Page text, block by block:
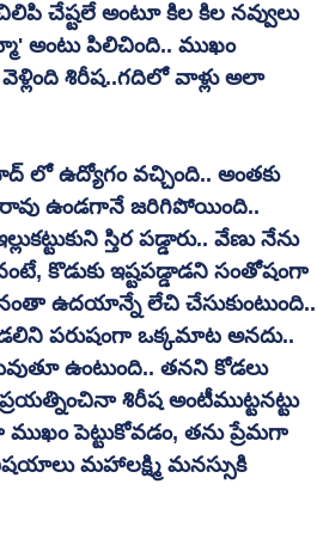
చేష్టలే అంటూ కిల కిల నవ్వులు
అంటు పిలిచింది.. ముఖం
వెళ్లింది శిరీష..గదిలో వాళ్లు అలా
లో ఉద్యోగం వచ్చింది.. అంతకు
ఉండగానే జరిగిపోయింది..
స్తిర పడ్డారు.. వేణు నేను
కొడుకు ఇష్టపడ్డాడని సంతోషంగా
ఉదయాన్నే లేచి చేసుకుంటుంది..
పరుషంగా ఒక్కమాట అనదు..
ఉంటుంది.. తనని కోడలు
శిరీష అంటీముట్టనట్టు
పెట్టుకోవడం, తను ప్రేమగా
మహాలక్ష్మి మనస్సుకి